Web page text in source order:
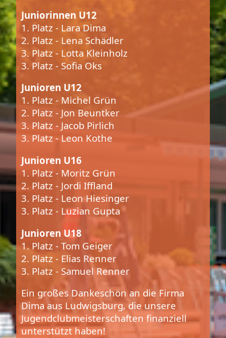
Juniorinnen U12
1. Platz - Lara Dima
2. Platz - Lena Schädler
3. Platz - Lotta Kleinholz
3. Platz - Sofia Oks
Junioren U12
1. Platz - Michel Grün
2. Platz - Jon Beuntker
3. Platz - Jacob Pirlich
3. Platz - Leon Kothe
Junioren U16
1. Platz - Moritz Grün
2. Platz - Jordi Iffland
3. Platz - Leon Hiesinger
3. Platz - Luzian Gupta
Junioren U18
1. Platz - Tom Geiger
2. Platz - Elias Renner
3. Platz - Samuel Renner
Ein großes Dankeschön an die Firma
Dima aus Ludwigsburg, die unsere
Jugendclubmeisterschaften finanziell
unterstützt haben!